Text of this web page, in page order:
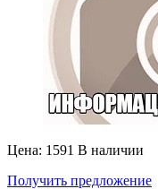
Цена: 1591 В наличии
Получить предложение